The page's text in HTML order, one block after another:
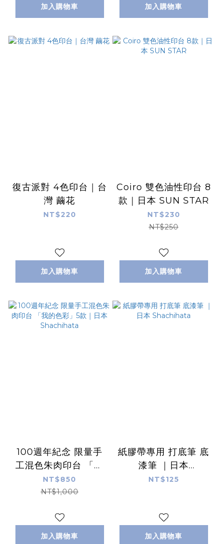
加入購物車 加入購物車
復古派對 4色印台｜台
灣 繭花
NT$220
加入購物車
Coiro 雙色油性印台 8
款｜日本 SUN STAR
NT$230
NT$250
加入購物車
100週年紀念 限量手
工混色朱肉印台 「我
的色彩」5款｜日本
Shachihata
NT$850
NT$1,000
加入購物車
紙膠帶專用 打底筆 底
漆筆 ｜日本
Shachihata
NT$125
加入購物車